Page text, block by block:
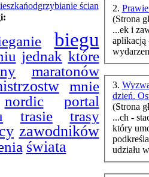
odgrzybianie ścian
biegu
jednak które
maratonów
mnie
nordic
portal
trasie trasy
zawodników
świata
2.
(Strona
...ek i
3.
dzień.
(Strona
...ch -
który
udziału